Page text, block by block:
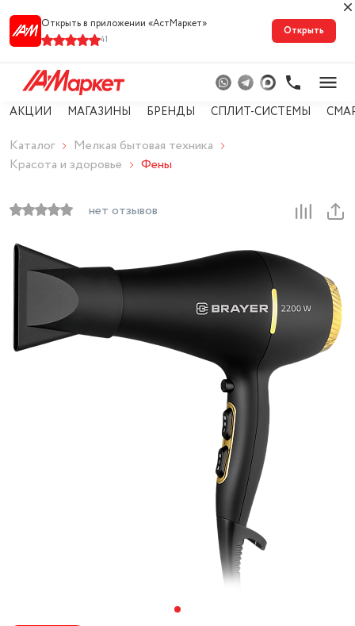
Открыть в приложении «АстМарке‪т‬»
41
Открыть
АКЦИИ МАГАЗИНЫ БРЕНДЫ СПЛИТ-СИСТЕМЫ
Каталог
Мелкая бытовая техника
Красота и здоровье
Фены
нет отзывов